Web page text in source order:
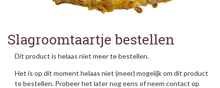
Slagroomtaartje bestellen
Dit product is helaas niet meer te bestellen.
Het is op dit moment helaas niet (meer) mogelijk om dit product
te bestellen. Probeer het later nog eens of neem contact op